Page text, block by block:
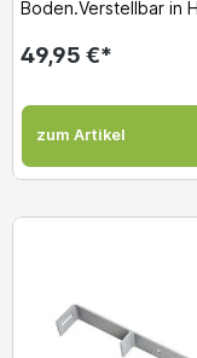
Boden.Verstellbar in
160 mm...
49,95 €*
zum Artikel